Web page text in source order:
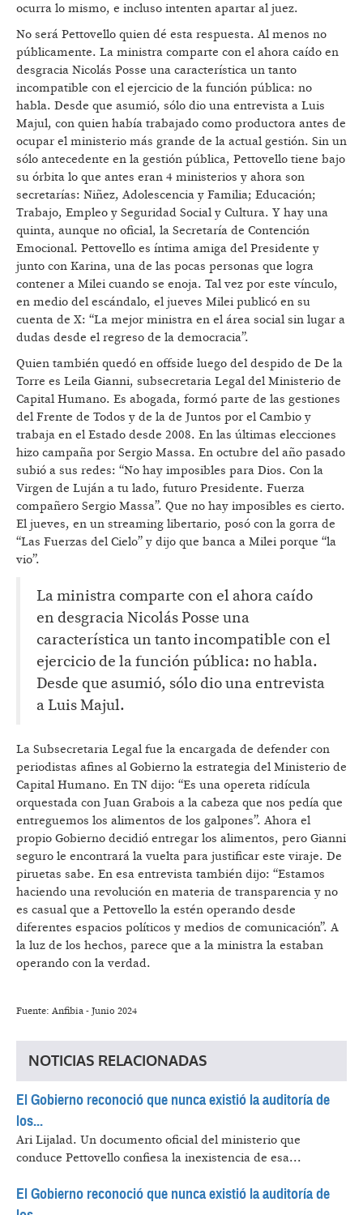
ocurra lo mismo, e incluso intenten apartar al juez.
No será Pettovello quien dé esta respuesta. Al menos no
públicamente. La ministra comparte con el ahora caído en
desgracia Nicolás Posse una característica un tanto
incompatible con el ejercicio de la función pública: no
habla. Desde que asumió, sólo dio una entrevista a Luis
Majul, con quien había trabajado como productora antes de
ocupar el ministerio más grande de la actual gestión. Sin un
sólo antecedente en la gestión pública, Pettovello tiene bajo
su órbita lo que antes eran 4 ministerios y ahora son
secretarías: Niñez, Adolescencia y Familia; Educación;
Trabajo, Empleo y Seguridad Social y Cultura. Y hay una
quinta, aunque no oficial, la Secretaría de Contención
Emocional. Pettovello es íntima amiga del Presidente y
junto con Karina, una de las pocas personas que logra
contener a Milei cuando se enoja. Tal vez por este vínculo,
en medio del escándalo, el jueves Milei publicó en su
cuenta de X: “La mejor ministra en el área social sin lugar a
dudas desde el regreso de la democracia”.
Quien también quedó en offside luego del despido de De la
Torre es Leila Gianni, subsecretaria Legal del Ministerio de
Capital Humano. Es abogada, formó parte de las gestiones
del Frente de Todos y de la de Juntos por el Cambio y
trabaja en el Estado desde 2008. En las últimas elecciones
hizo campaña por Sergio Massa. En octubre del año pasado
subió a sus redes: “No hay imposibles para Dios. Con la
Virgen de Luján a tu lado, futuro Presidente. Fuerza
compañero Sergio Massa”. Que no hay imposibles es cierto.
El jueves, en un streaming libertario, posó con la gorra de
“Las Fuerzas del Cielo” y dijo que banca a Milei porque “la
vio”.
La ministra comparte con el ahora caído
en desgracia Nicolás Posse una
característica un tanto incompatible con el
ejercicio de la función pública: no habla.
Desde que asumió, sólo dio una entrevista
a Luis Majul.
La Subsecretaria Legal fue la encargada de defender con
periodistas afines al Gobierno la estrategia del Ministerio de
Capital Humano. En TN dijo: “Es una opereta ridícula
orquestada con Juan Grabois a la cabeza que nos pedía que
entreguemos los alimentos de los galpones”. Ahora el
propio Gobierno decidió entregar los alimentos, pero Gianni
seguro le encontrará la vuelta para justificar este viraje. De
piruetas sabe. En esa entrevista también dijo: “Estamos
haciendo una revolución en materia de transparencia y no
es casual que a Pettovello la estén operando desde
diferentes espacios políticos y medios de comunicación”. A
la luz de los hechos, parece que a la ministra la estaban
operando con la verdad.
Fuente: Anfibia - Junio 2024
NOTICIAS RELACIONADAS
El Gobierno reconoció que nunca existió la auditoría de
los...
Ari Lijalad. Un documento oficial del ministerio que
conduce Pettovello confiesa la inexistencia de esa...
El Gobierno reconoció que nunca existió la auditoría de